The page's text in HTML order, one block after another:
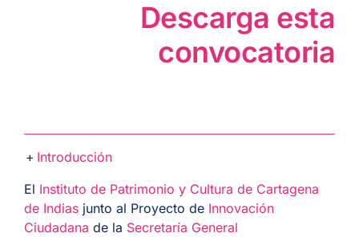
Descarga esta
convocatoria
Introducción
El Instituto de Patrimonio y Cultura de Cartagena
de Indiasjunto al Proyecto de Innovación
Ciudadana de la Secretaría General